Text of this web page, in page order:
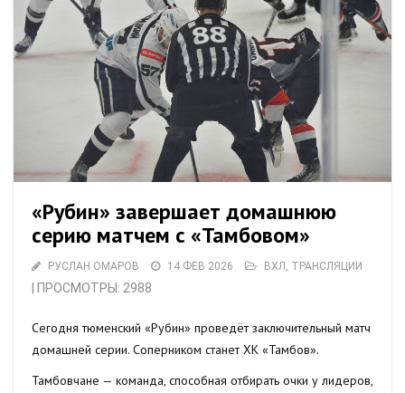
«Рубин» завершает домашнюю
серию матчем с «Тамбовом»
РУСЛАН ОМАРОВ 14 ФЕВ 2026 ВХЛ , ТРАНСЛЯЦИИ
| ПРОСМОТРЫ: 2988
Сегодня тюменский «Рубин» проведёт заключительный матч
домашней серии. Соперником станет ХК «Тамбов».
Тамбовчане — команда, способная отбирать очки у лидеров,